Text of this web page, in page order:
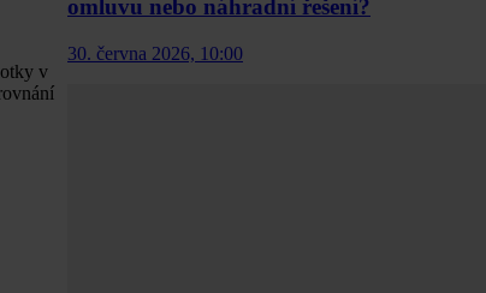
v
omluvu nebo náhradní řešení?
30. června 2026, 10:00